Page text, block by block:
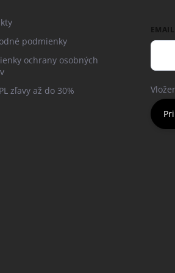
podmienky
ochrany osobných
zľavy až do 30%
EMAIL